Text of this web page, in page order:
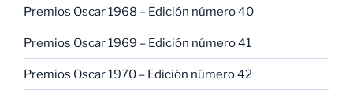
Premios Oscar 1968 – Edición número 40
Premios Oscar 1969 – Edición número 41
Premios Oscar 1970 – Edición número 42